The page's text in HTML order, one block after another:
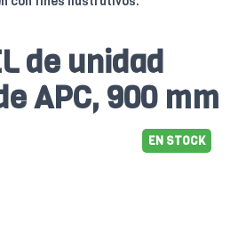
de unidad
APC, 900 mm
EN STOCK